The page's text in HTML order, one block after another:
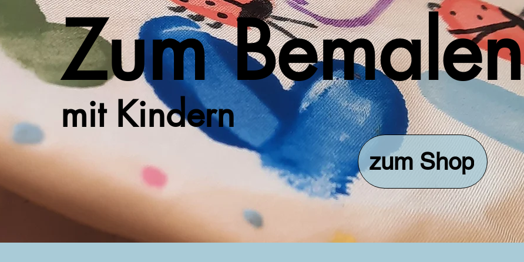
​Zum Bemalen
mit Kindern
zum Shop